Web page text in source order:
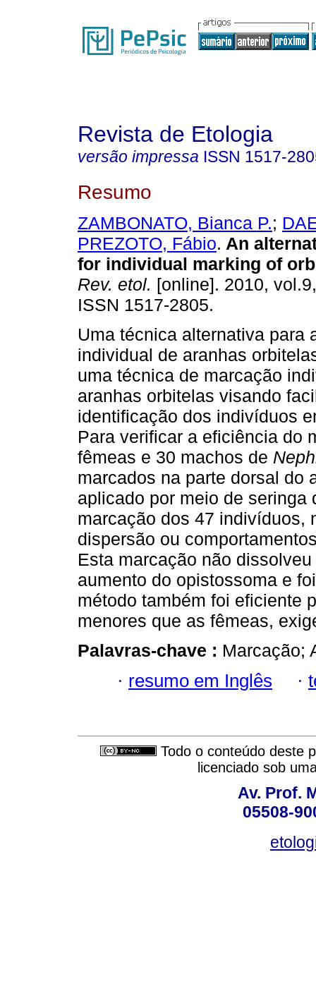
Revista de Etologia
versão impressa ISSN 1517-
Resumo
ZAMBONATO, Bianca P.;
PREZOTO, Fábio. An
for individual marking of
Rev. etol. [online]. 2010,
ISSN 1517-2805.
Uma técnica alternativa para
individual de aranhas
uma técnica de marcação
aranhas orbitelas visando
identificação dos indivíduos
Para verificar a eficiência do
fêmeas e 30 machos de
marcados na parte dorsal do
aplicado por meio de
marcação dos 47 indivíduos,
dispersão ou
Esta marcação não
aumento do opistossoma e
método também foi eficiente
menores que as fêmeas,
Palavras-chave : Marcação;
· resumo em Inglês ·
Todo o conteúdo deste
licenciado sob
Av. Prof.
05508-